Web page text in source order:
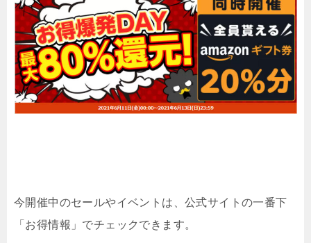
今開催中のセールやイベントは、公式サイトの一番下
「お得情報」でチェックできます。